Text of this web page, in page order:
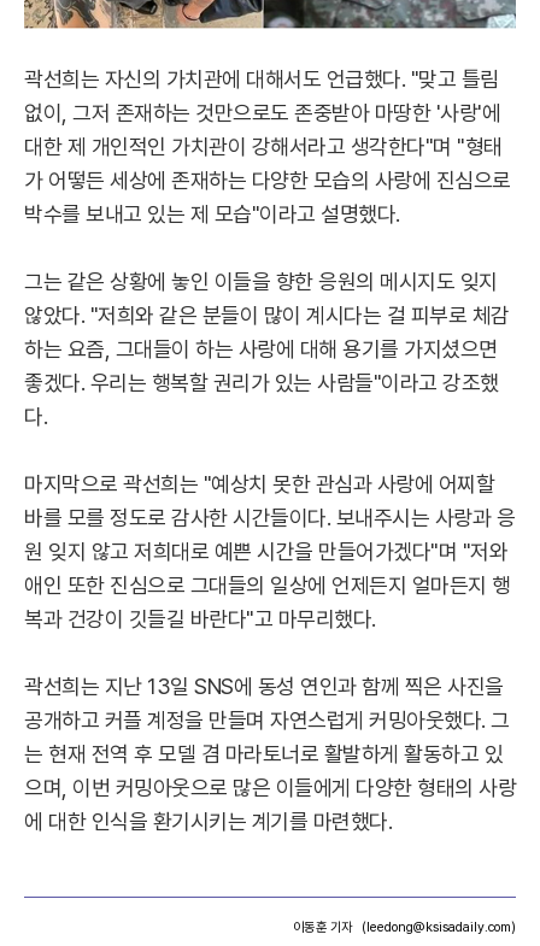
곽선희는 자신의 가치관에 대해서도 언급했다. "맞고 틀림
없이, 그저 존재하는 것만으로도 존중받아 마땅한 '사랑'에
대한 제 개인적인 가치관이 강해서라고 생각한다"며 "형태
가 어떻든 세상에 존재하는 다양한 모습의 사랑에 진심으로
박수를 보내고 있는 제 모습"이라고 설명했다.
그는 같은 상황에 놓인 이들을 향한 응원의 메시지도 잊지
않았다. "저희와 같은 분들이 많이 계시다는 걸 피부로 체감
하는 요즘, 그대들이 하는 사랑에 대해 용기를 가지셨으면
좋겠다. 우리는 행복할 권리가 있는 사람들"이라고 강조했
다.
마지막으로 곽선희는 "예상치 못한 관심과 사랑에 어찌할
바를 모를 정도로 감사한 시간들이다. 보내주시는 사랑과 응
원 잊지 않고 저희대로 예쁜 시간을 만들어가겠다"며 "저와
애인 또한 진심으로 그대들의 일상에 언제든지 얼마든지 행
복과 건강이 깃들길 바란다"고 마무리했다.
곽선희는 지난 13일 SNS에 동성 연인과 함께 찍은 사진을
공개하고 커플 계정을 만들며 자연스럽게 커밍아웃했다. 그
는 현재 전역 후 모델 겸 마라토너로 활발하게 활동하고 있
으며, 이번 커밍아웃으로 많은 이들에게 다양한 형태의 사랑
에 대한 인식을 환기시키는 계기를 마련했다.
이동훈 기자 (leedong@ksisadaily.com)